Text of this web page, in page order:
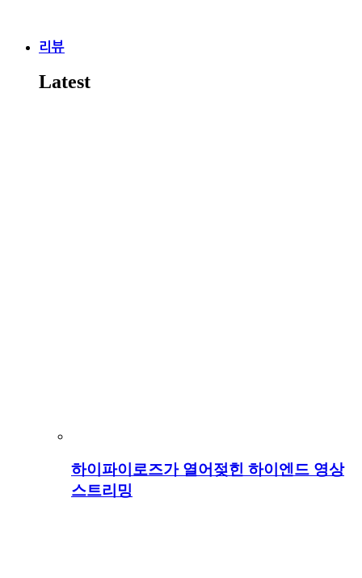
리뷰
Latest
하이파이로즈가 열어젖힌 하이엔드 영상
스트리밍